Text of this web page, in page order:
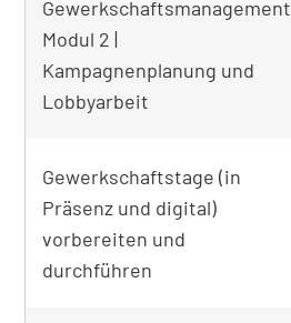
Gewerkschaftsmanagement
Modul 2 |
Kampagnenplanung und
Lobbyarbeit
Gewerkschaftstage (in
Präsenz und digital)
vorbereiten und
durchführen